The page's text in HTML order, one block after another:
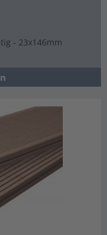
- 23x146mm